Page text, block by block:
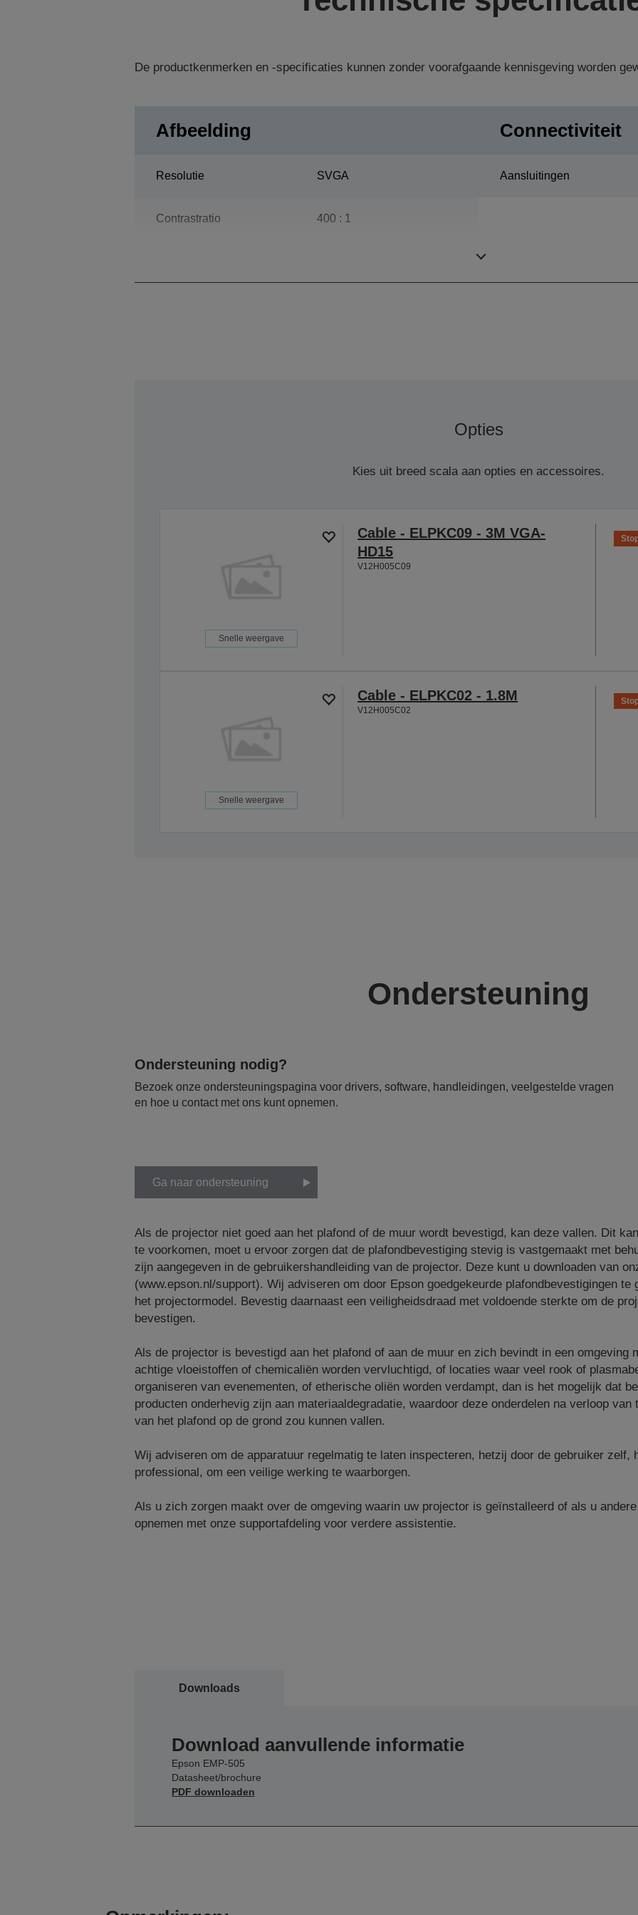
De productkenmerken en -specificaties kunnen zonder voorafgaande kennisgeving worden
Afbeelding
Resolutie SVGA
Contrastratio 400 : 1
Connectiviteit
Aansluitingen
Opties
Kies uit breed scala aan opties en accessoires.
Snelle weergave
Cable - ELPKC09 - 3M VGA-
HD15
V12H005C09
Snelle weergave
Cable - ELPKC02 - 1.8M
V12H005C02
Ondersteuning
Ondersteuning nodig?
Bezoek onze ondersteuningspagina voor drivers, software, handleidingen, veelgestelde vragen
en hoe u contact met ons kunt opnemen.
Ga naar ondersteuning
Als de projector niet goed aan het plafond of de muur wordt bevestigd, kan deze vallen. Dit
te voorkomen, moet u ervoor zorgen dat de plafondbevestiging stevig is vastgemaakt met
zijn aangegeven in de gebruikershandleiding van de projector. Deze kunt u downloaden van
(www.epson.nl/support). Wij adviseren om door Epson goedgekeurde plafondbevestigingen
het projectormodel. Bevestig daarnaast een veiligheidsdraad met voldoende sterkte om de
bevestigen.
Als de projector is bevestigd aan het plafond of aan de muur en zich bevindt in een omgeving
achtige vloeistoffen of chemicaliën worden vervluchtigd, of locaties waar veel rook of
organiseren van evenementen, of etherische oliën worden verdampt, dan is het mogelijk dat
producten onderhevig zijn aan materiaaldegradatie, waardoor deze onderdelen na verloop
van het plafond op de grond zou kunnen vallen.
Wij adviseren om de apparatuur regelmatig te laten inspecteren, hetzij door de gebruiker zelf,
professional, om een veilige werking te waarborgen.
Als u zich zorgen maakt over de omgeving waarin uw projector is geïnstalleerd of als u
opnemen met onze supportafdeling voor verdere assistentie.
Downloads
Download aanvullende informatie
Epson EMP-505
Datasheet/brochure
PDF downloaden